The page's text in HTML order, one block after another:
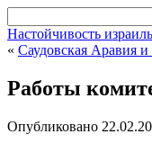
Настойчивость
« Саудовская Аравия
Работы
Опубликовано